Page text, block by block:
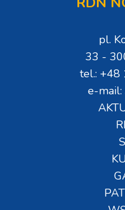
pl.
33 -
tel.: +48
e-mail: